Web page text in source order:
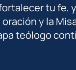
tu fe,
oración y la
teólogo